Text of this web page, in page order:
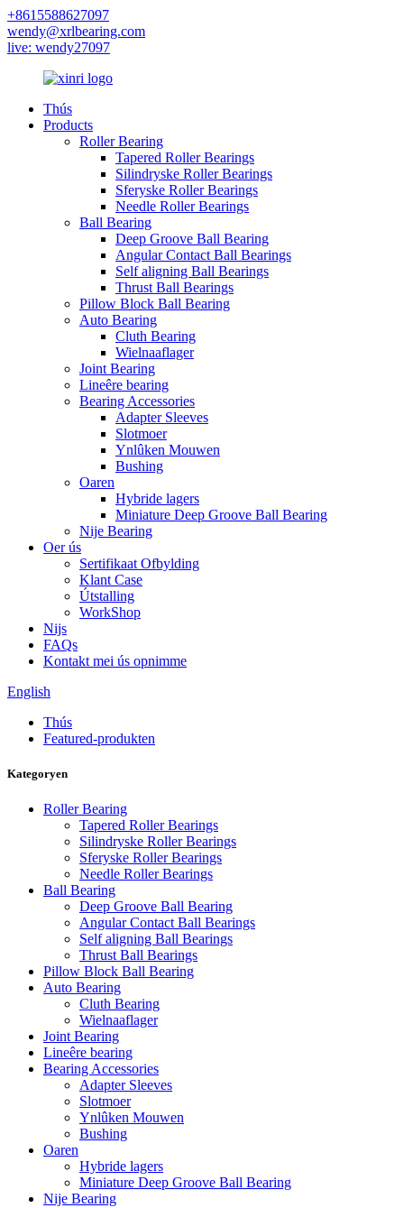
+8615588627097
wendy@xrlbearing.com
live: wendy27097
Thús
Products
Roller Bearing
Tapered Roller Bearings
Silindryske Roller Bearings
Sferyske Roller Bearings
Needle Roller Bearings
Ball Bearing
Deep Groove Ball Bearing
Angular Contact Ball Bearings
Self aligning Ball Bearings
Thrust Ball Bearings
Pillow Block Ball Bearing
Auto Bearing
Cluth Bearing
Wielnaaflager
Joint Bearing
Lineêre bearing
Bearing Accessories
Adapter Sleeves
Slotmoer
Ynlûken Mouwen
Bushing
Oaren
Hybride lagers
Miniature Deep Groove Ball Bearing
Nije Bearing
Oer ús
Sertifikaat Ofbylding
Klant Case
Útstalling
WorkShop
Nijs
FAQs
Kontakt mei ús opnimme
English
Thús
Featured-produkten
Kategoryen
Roller Bearing
Tapered Roller Bearings
Silindryske Roller Bearings
Sferyske Roller Bearings
Needle Roller Bearings
Ball Bearing
Deep Groove Ball Bearing
Angular Contact Ball Bearings
Self aligning Ball Bearings
Thrust Ball Bearings
Pillow Block Ball Bearing
Auto Bearing
Cluth Bearing
Wielnaaflager
Joint Bearing
Lineêre bearing
Bearing Accessories
Adapter Sleeves
Slotmoer
Ynlûken Mouwen
Bushing
Oaren
Hybride lagers
Miniature Deep Groove Ball Bearing
Nije Bearing